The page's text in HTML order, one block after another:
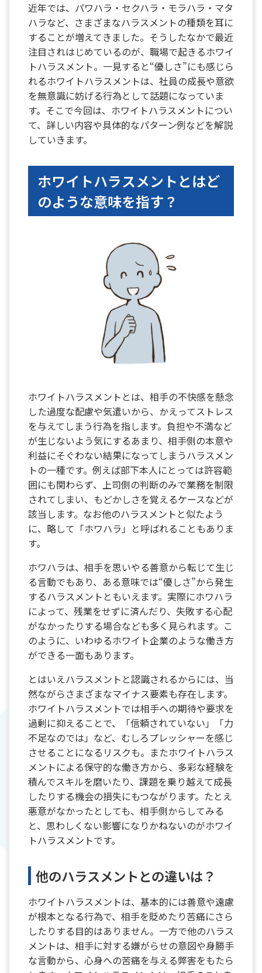
近年では、パワハラ・セクハラ・モラハラ・マタ
ハラなど、さまざまなハラスメントの種類を耳に
することが増えてきました。そうしたなかで最近
注目されはじめているのが、職場で起きるホワイ
トハラスメント。一見すると“優しさ”にも感じら
れるホワイトハラスメントは、社員の成長や意欲
を無意識に妨げる行為として話題になっていま
す。そこで今回は、ホワイトハラスメントについ
て、詳しい内容や具体的なパターン例などを解説
していきます。
ホワイトハラスメントとはど
のような意味を指す？
ホワイトハラスメントとは、相手の不快感を懸念
した過度な配慮や気遣いから、かえってストレス
を与えてしまう行為を指します。負担や不満など
が生じないよう気にするあまり、相手側の本意や
利益にそぐわない結果になってしまうハラスメン
トの一種です。例えば部下本人にとっては許容範
囲にも関わらず、上司側の判断のみで業務を制限
されてしまい、もどかしさを覚えるケースなどが
該当します。なお他のハラスメントと似たよう
に、略して「ホワハラ」と呼ばれることもありま
す。
ホワハラは、相手を思いやる善意から転じて生じ
る言動でもあり、ある意味では“優しさ”から発生
するハラスメントともいえます。実際にホワハラ
によって、残業をせずに済んだり、失敗する心配
がなかったりする場合なども多く見られます。こ
のように、いわゆるホワイト企業のような働き方
ができる一面もあります。
とはいえハラスメントと認識されるからには、当
然ながらさまざまなマイナス要素も存在します。
ホワイトハラスメントでは相手への期待や要求を
過剰に抑えることで、「信頼されていない」「力
不足なのでは」など、むしろプレッシャーを感じ
させることになるリスクも。またホワイトハラス
メントによる保守的な働き方から、多彩な経験を
積んでスキルを磨いたり、課題を乗り越えて成長
したりする機会の損失にもつながります。たとえ
悪意がなかったとしても、相手側からしてみる
と、思わしくない影響になりかねないのがホワイ
トハラスメントです。
他のハラスメントとの違いは？
ホワイトハラスメントは、基本的には善意や遠慮
が根本となる行為で、相手を貶めたり苦痛にさら
したりする目的はありません。一方で他のハラス
メントは、相手に対する嫌がらせの意図や身勝手
な言動から、心身への苦痛を与える弊害をもたら